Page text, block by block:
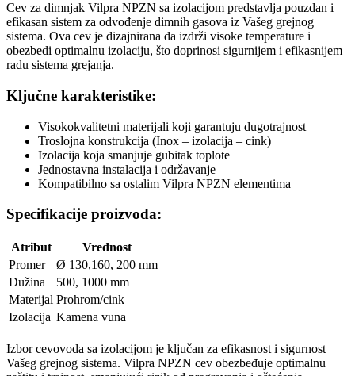
Cev za dimnjak Vilpra NPZN sa izolacijom predstavlja pouzdan i
efikasan sistem za odvođenje dimnih gasova iz Vašeg grejnog
sistema. Ova cev je dizajnirana da izdrži visoke temperature i
obezbedi optimalnu izolaciju, što doprinosi sigurnijem i efikasnijem
radu sistema grejanja.
Ključne karakteristike:
Visokokvalitetni materijali koji garantuju dugotrajnost
Troslojna konstrukcija (Inox – izolacija – cink)
Izolacija koja smanjuje gubitak toplote
Jednostavna instalacija i održavanje
Kompatibilno sa ostalim Vilpra NPZN elementima
Specifikacije proizvoda:
Atribut
Vrednost
Promer
Ø 130,160, 200 mm
Dužina
500, 1000 mm
Materijal Prohrom/cink
Izolacija Kamena vuna
Izbor cevovoda sa izolacijom je ključan za efikasnost i sigurnost
Vašeg grejnog sistema. Vilpra NPZN cev obezbeđuje optimalnu